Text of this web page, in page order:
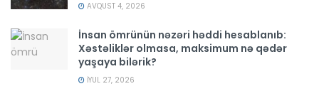
AVQUST 4, 2026
İnsan ömrünün nəzəri həddi hesablanıb:
Xəstəliklər olmasa, maksimum nə qədər
yaşaya bilərik?
İYUL 27, 2026